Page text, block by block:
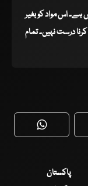
ہے۔ اس مواد کو بغیر
درست نہیں۔ تمام
WhatsApp
پاکستان